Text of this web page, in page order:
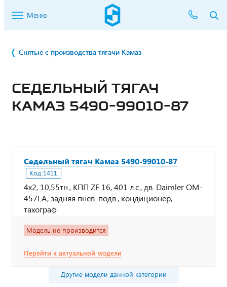
Меню
Снятые с производства тягачи Камаз
СЕДЕЛЬНЫЙ ТЯГАЧ
КАМАЗ 5490-99010-87
Седельный тягач Камаз 5490-99010-87
Код:1411
4х2, 10,55тн., КПП ZF 16, 401 л.с., дв. Daimler OM-
457LA, задняя пнев. подв., кондиционер,
тахограф
Модель не производится
Перейти к актуальной модели
Другие модели данной категории